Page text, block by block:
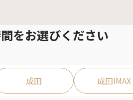
をお選びください
成田 成田IMAX